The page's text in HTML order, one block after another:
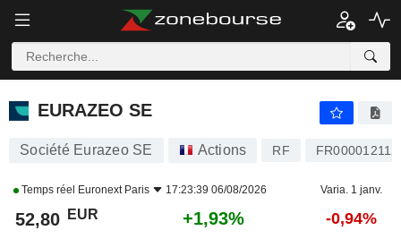
EURAZEO SE
EURAZEO SE
Société Eurazeo SE Actions RF
Temps réel Euronext Paris 17:23:39 06/08/2026 Varia. 1 janv.
52,80 EUR +1,93% -0,94%